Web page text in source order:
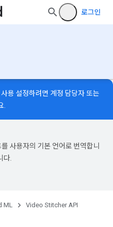
로그인
용 설정하려면 계정 담당자 또는
.
사용자의 기본 언어로 번역합니
다.
ML
Video Stitcher API